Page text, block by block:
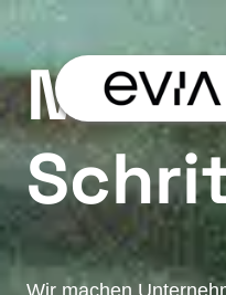
springen
Mit
Wir machen